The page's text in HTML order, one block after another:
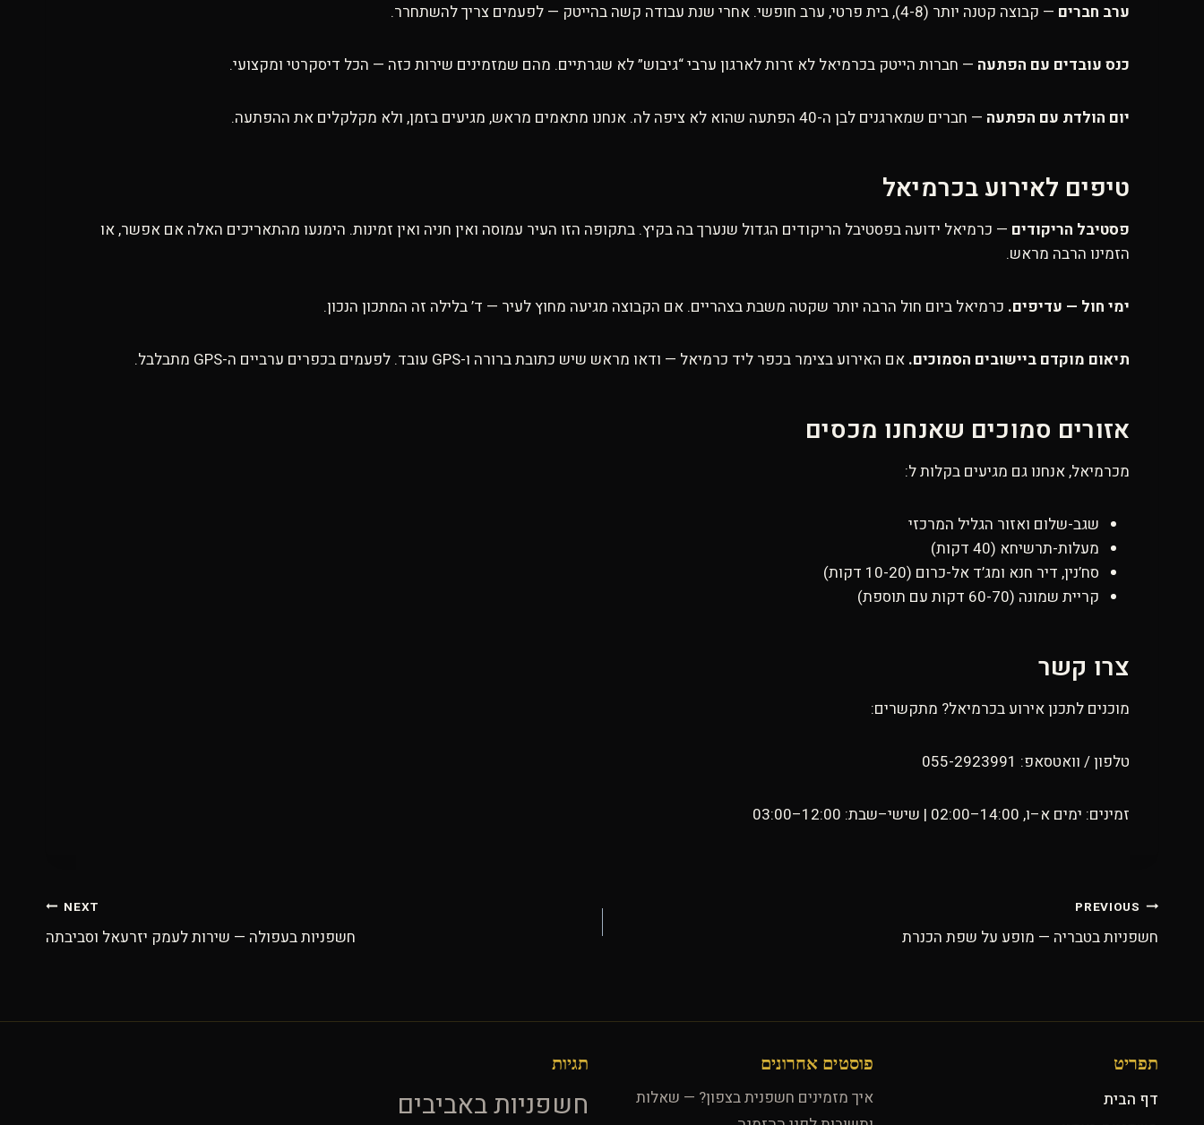
ערב חברים — קבוצה קטנה יותר (4-8), בית פרטי, ערב חופשי. אחרי שנת עבודה קשה בהייטק — לפעמים צריך להשתחרר.
כנס עובדים עם הפתעה — חברות הייטק בכרמיאל לא זרות לארגון ערבי “גיבוש” לא שגרתיים. מהם שמזמינים שירות כזה — הכל דיסקרטי ומקצועי.
יום הולדת עם הפתעה — חברים שמארגנים לבן ה-40 הפתעה שהוא לא ציפה לה. אנחנו מתאמים מראש, מגיעים בזמן, ולא מקלקלים את ההפתעה.
טיפים לאירוע בכרמיאל
פסטיבל הריקודים — כרמיאל ידועה בפסטיבל הריקודים הגדול שנערך בה בקיץ. בתקופה הזו העיר עמוסה ואין חניה ואין זמינות. הימנעו מהתאריכים האלה אם אפשר, או
הזמינו הרבה מראש.
ימי חול — עדיפים. כרמיאל ביום חול הרבה יותר שקטה משבת בצהריים. אם הקבוצה מגיעה מחוץ לעיר — ד’ בלילה זה המתכון הנכון.
תיאום מוקדם ביישובים הסמוכים. אם האירוע בצימר בכפר ליד כרמיאל — ודאו מראש שיש כתובת ברורה ו-GPS עובד. לפעמים בכפרים ערביים ה-GPS מתבלבל.
אזורים סמוכים שאנחנו מכסים
מכרמיאל, אנחנו גם מגיעים בקלות ל:
שגב-שלום ואזור הגליל המרכזי
מעלות-תרשיחא (40 דקות)
סח’נין, דיר חנא ומג’ד אל-כרום (10-20 דקות)
קריית שמונה (60-70 דקות עם תוספת)
צרו קשר
מוכנים לתכנן אירוע בכרמיאל? מתקשרים:
טלפון / וואטסאפ: 055-2923991
זמינים: ימים א–ו, 14:00–02:00 | שישי–שבת: 12:00–03:00
ניווט
PREVIOUS
חשפניות בטבריה — מופע על שפת הכנרת
NEXT
חשפניות בעפולה — שירות לעמק יזרעאל וסביבתה
תפריט
דף הבית
פוסטים אחרונים
איך מזמינים חשפנית בצפון? — שאלות
תגיות
חשפניות באביבים